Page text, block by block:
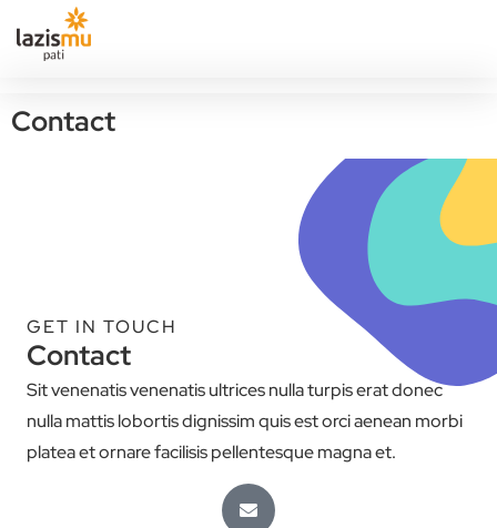
Contact
GET IN TOUCH
Contact
Sit venenatis venenatis ultrices nulla turpis erat donec
nulla mattis lobortis dignissim quis est orci aenean morbi
platea et ornare facilisis pellentesque magna et.